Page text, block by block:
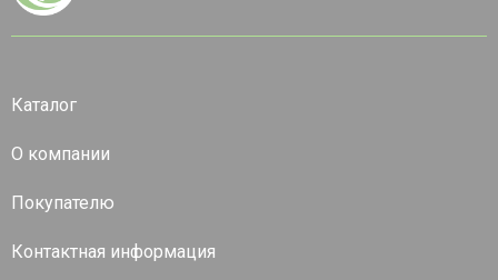
Каталог
О компании
Покупателю
Контактная информация